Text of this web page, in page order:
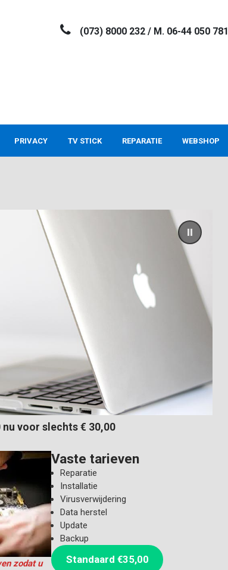
(073) 8000 232 / M. 06-44 050 781
PRIVACY TV STICK REPARATIE WEBSHOP
nu voor slechts € 30,00
zodat u
Vaste tarieven
Reparatie
Installatie
Virusverwijdering
Data herstel
Update
Backup
Standaard €35,00